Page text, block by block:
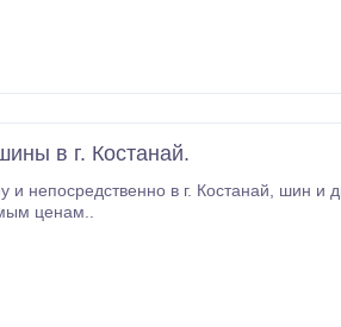
в г. Костанай.
шин и дисков для легковой, грузовой,
ценам..